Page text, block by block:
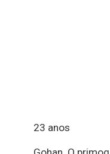
23 anos